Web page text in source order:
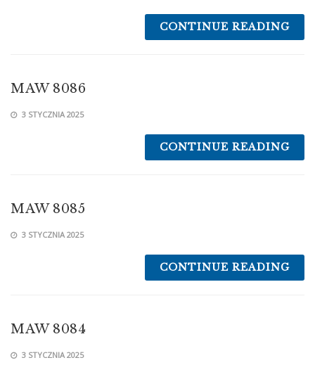
CONTINUE READING
MAW 8086
3 STYCZNIA 2025
CONTINUE READING
MAW 8085
3 STYCZNIA 2025
CONTINUE READING
MAW 8084
3 STYCZNIA 2025